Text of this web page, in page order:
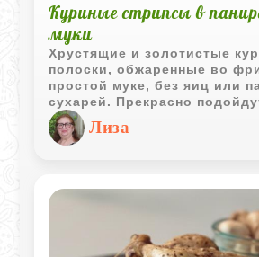
Куриные стрипсы в
муки
Хрустящие и золотистые
полоски, обжаренные во
простой муке, без яиц или
сухарей. Прекрасно
горячей закуски или сытного
особенно в компании
Идеальное решение для
Лиза